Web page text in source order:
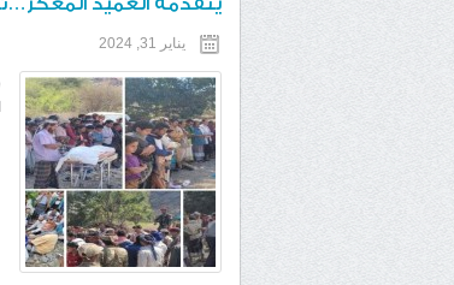
يتقدمه العميد
يناير 31, 2024